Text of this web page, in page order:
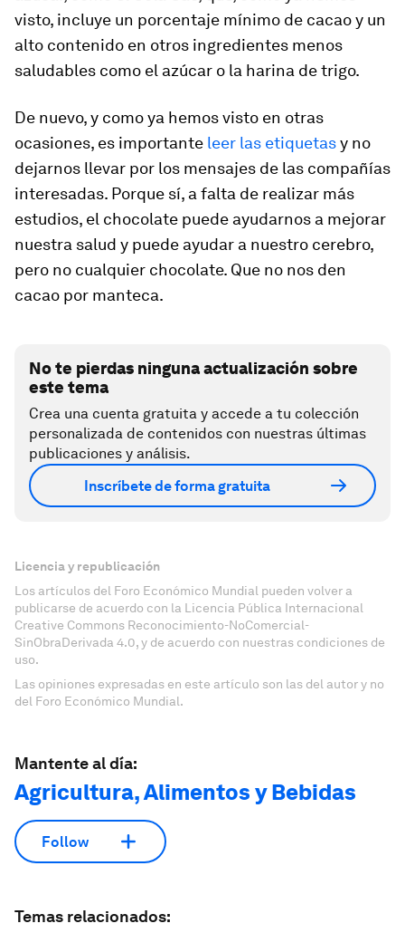
visto, incluye un porcentaje mínimo de cacao y un
alto contenido en otros ingredientes menos
saludables como el azúcar o la harina de trigo.
De nuevo, y como ya hemos visto en otras
ocasiones, es importante leer las etiquetasy no
dejarnos llevar por los mensajes de las compañías
interesadas. Porque sí, a falta de realizar más
estudios, el chocolate puede ayudarnos a mejorar
nuestra salud y puede ayudar a nuestro cerebro,
pero no cualquier chocolate. Que no nos den
cacao por manteca.
No te pierdas ninguna actualización sobre
este tema
Crea una cuenta gratuita y accede a tu colección
personalizada de contenidos con nuestras últimas
publicaciones y análisis.
Inscríbete de forma gratuita
Licencia y republicación
Los artículos del Foro Económico Mundial pueden volver a
publicarse de acuerdo con la Licencia Pública Internacional
Creative Commons Reconocimiento-NoComercial-
SinObraDerivada 4.0, y de acuerdo con nuestras condiciones de
uso.
Las opiniones expresadas en este artículo son las del autor y no
del Foro Económico Mundial.
Mantente al día:
Agricultura, Alimentos y Bebidas
Follow
Temas relacionados: